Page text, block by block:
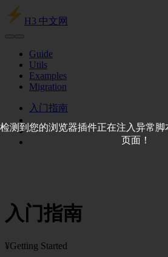
H3 中文网
Guide
Utils
Examples
Migration
入门指南
入门指南
¥Getting Started
检测到您的浏览器插件正在注入异常
页面！